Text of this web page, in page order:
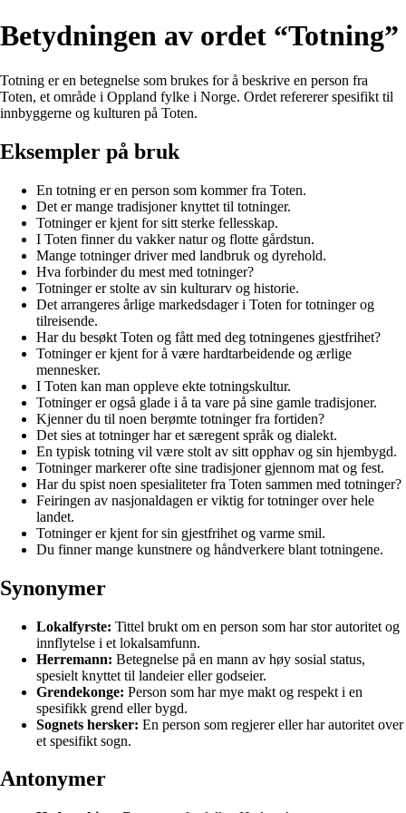
Betydningen av ordet “Totning”
Totning er en betegnelse som brukes for å beskrive en person fra
Toten, et område i Oppland fylke i Norge. Ordet refererer spesifikt til
innbyggerne og kulturen på Toten.
Eksempler på bruk
En totning er en person som kommer fra Toten.
Det er mange tradisjoner knyttet til totninger.
Totninger er kjent for sitt sterke fellesskap.
I Toten finner du vakker natur og flotte gårdstun.
Mange totninger driver med landbruk og dyrehold.
Hva forbinder du mest med totninger?
Totninger er stolte av sin kulturarv og historie.
Det arrangeres årlige markedsdager i Toten for totninger og
tilreisende.
Har du besøkt Toten og fått med deg totningenes gjestfrihet?
Totninger er kjent for å være hardtarbeidende og ærlige
mennesker.
I Toten kan man oppleve ekte totningskultur.
Totninger er også glade i å ta vare på sine gamle tradisjoner.
Kjenner du til noen berømte totninger fra fortiden?
Det sies at totninger har et særegent språk og dialekt.
En typisk totning vil være stolt av sitt opphav og sin hjembygd.
Totninger markerer ofte sine tradisjoner gjennom mat og fest.
Har du spist noen spesialiteter fra Toten sammen med totninger?
Feiringen av nasjonaldagen er viktig for totninger over hele
landet.
Totninger er kjent for sin gjestfrihet og varme smil.
Du finner mange kunstnere og håndverkere blant totningene.
Synonymer
Lokalfyrste: Tittel brukt om en person som har stor autoritet og
innflytelse i et lokalsamfunn.
Herremann: Betegnelse på en mann av høy sosial status,
spesielt knyttet til landeier eller godseier.
Grendekonge: Person som har mye makt og respekt i en
spesifikk grend eller bygd.
Sognets hersker: En person som regjerer eller har autoritet over
et spesifikt sogn.
Antonymer